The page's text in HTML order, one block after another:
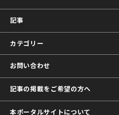
記事
カテゴリー
お問い合わせ
記事の掲載をご希望の方へ
本ポータルサイトについて